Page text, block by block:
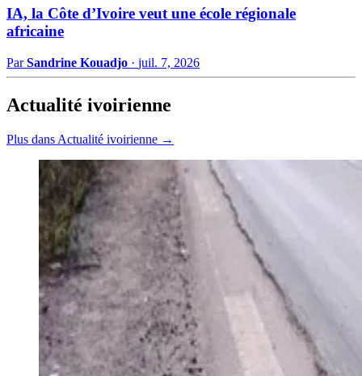
IA, la Côte d’Ivoire veut une école régionale
africaine
ParSandrine Kouadjo · juil. 7, 2026
Actualité ivoirienne
Plus dans Actualité ivoirienne →